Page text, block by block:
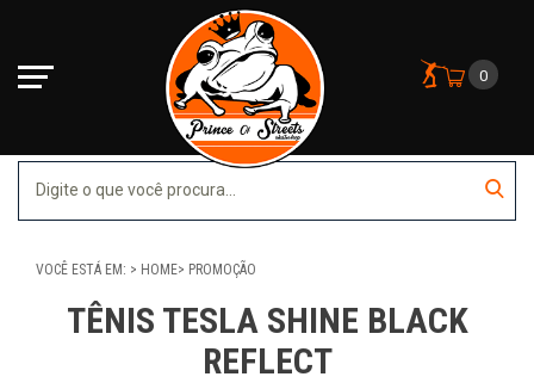
0
VOCÊ ESTÁ EM: HOME PROMOÇÃO
TÊNIS TESLA SHINE BLACK
REFLECT